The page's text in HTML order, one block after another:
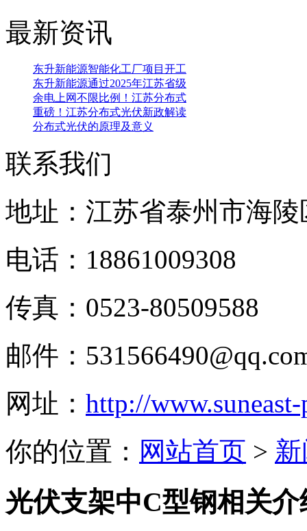
最新资讯
东升新能源智能化工厂项目开工
东升新能源通过2025年江苏省级
余电上网不限比例！江苏分布式
重磅！江苏分布式光伏新政解读
分布式光伏的原理及意义
联系我们
地址：江苏省泰州市海
电话：18861009308
传真：0523-80509588
邮件：
网址： http://
你的位置： 网站首页 >
光伏支架中C型钢相关介